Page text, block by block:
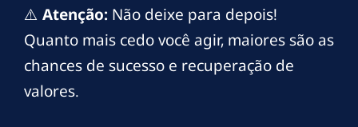
⚠️ Atenção: Não deixe para depois!
Quanto mais cedo você agir, maiores são as
chances de sucesso e recuperação de
valores.